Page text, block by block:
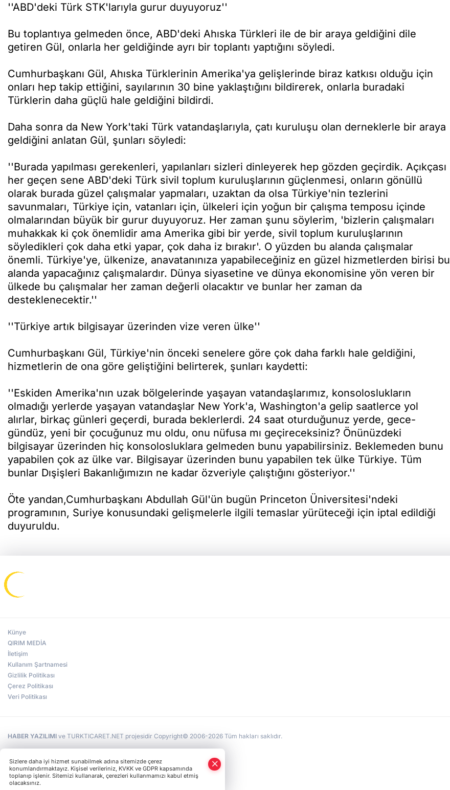
''ABD'deki Türk STK'larıyla gurur duyuyoruz''
Bu toplantıya gelmeden önce, ABD'deki Ahıska Türkleri ile de bir araya geldiğini dile
getiren Gül, onlarla her geldiğinde ayrı bir toplantı yaptığını söyledi.
Cumhurbaşkanı Gül, Ahıska Türklerinin Amerika'ya gelişlerinde biraz katkısı olduğu için
onları hep takip ettiğini, sayılarının 30 bine yaklaştığını bildirerek, onlarla buradaki
Türklerin daha güçlü hale geldiğini bildirdi.
Daha sonra da New York'taki Türk vatandaşlarıyla, çatı kuruluşu olan derneklerle bir araya
geldiğini anlatan Gül, şunları söyledi:
''Burada yapılması gerekenleri, yapılanları sizleri dinleyerek hep gözden geçirdik. Açıkçası
her geçen sene ABD'deki Türk sivil toplum kuruluşlarının güçlenmesi, onların gönüllü
olarak burada güzel çalışmalar yapmaları, uzaktan da olsa Türkiye'nin tezlerini
savunmaları, Türkiye için, vatanları için, ülkeleri için yoğun bir çalışma temposu içinde
olmalarından büyük bir gurur duyuyoruz. Her zaman şunu söylerim, 'bizlerin çalışmaları
muhakkak ki çok önemlidir ama Amerika gibi bir yerde, sivil toplum kuruluşlarının
söyledikleri çok daha etki yapar, çok daha iz bırakır'. O yüzden bu alanda çalışmalar
önemli. Türkiye'ye, ülkenize, anavatanınıza yapabileceğiniz en güzel hizmetlerden birisi bu
alanda yapacağınız çalışmalardır. Dünya siyasetine ve dünya ekonomisine yön veren bir
ülkede bu çalışmalar her zaman değerli olacaktır ve bunlar her zaman da
desteklenecektir.''
''Türkiye artık bilgisayar üzerinden vize veren ülke''
Cumhurbaşkanı Gül, Türkiye'nin önceki senelere göre çok daha farklı hale geldiğini,
hizmetlerin de ona göre geliştiğini belirterek, şunları kaydetti:
''Eskiden Amerika'nın uzak bölgelerinde yaşayan vatandaşlarımız, konsoloslukların
olmadığı yerlerde yaşayan vatandaşlar New York'a, Washington'a gelip saatlerce yol
alırlar, birkaç günleri geçerdi, burada beklerlerdi. 24 saat oturduğunuz yerde, gece-
gündüz, yeni bir çocuğunuz mu oldu, onu nüfusa mı geçireceksiniz? Önünüzdeki
bilgisayar üzerinden hiç konsolosluklara gelmeden bunu yapabilirsiniz. Beklemeden bunu
yapabilen çok az ülke var. Bilgisayar üzerinden bunu yapabilen tek ülke Türkiye. Tüm
bunlar Dışişleri Bakanlığımızın ne kadar özveriyle çalıştığını gösteriyor.''
Öte yandan,Cumhurbaşkanı Abdullah Gül'ün bugün Princeton Üniversitesi'ndeki
programının, Suriye konusundaki gelişmelerle ilgili temaslar yürüteceği için iptal edildiği
duyuruldu.
Künye
QIRIM MEDİA
İletişim
Kullanım Şartnamesi
Gizlilik Politikası
Çerez Politikası
Veri Politikası
HABER YAZILIMI ve TURKTICARET.NET projesidir Copyright© 2006-2026 Tüm hakları saklıdır.
Sizlere daha iyi hizmet sunabilmek adına sitemizde çerez
konumlandırmaktayız. Kişisel verileriniz, KVKK ve GDPR kapsamında
toplanıp işlenir. Sitemizi kullanarak, çerezleri kullanmamızı kabul etmiş
olacaksınız.